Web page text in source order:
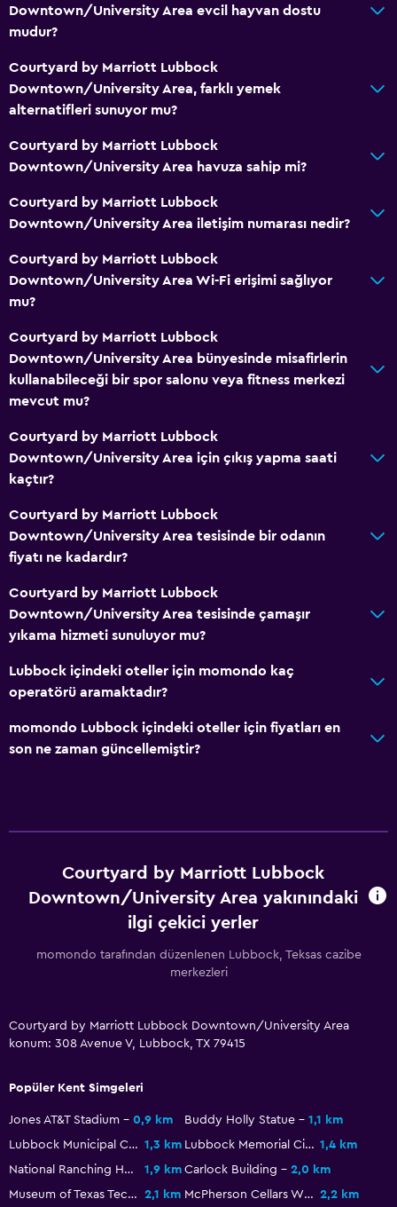
Atıştırmalık büfesi
Buzdolabı
Kahve makinesi
Hizmetler ve kolaylıklar
Uyandırma servisi
Tesis bünyesinde küçük market
Anahtar kart erişimi
24 saat resepsiyon
Konferans odaları
Banyo
Yüksek klozet
Saç kurutma makinesi
Tuvalet
Duş kabini
Halı kaplı
Piknik alanı
Plaj sandalyesi
Downtown/University Area evcil hayvan dostu
mudur?
Courtyard by Marriott Lubbock
Downtown/University Area, farklı yemek
alternatifleri sunuyor mu?
Courtyard by Marriott Lubbock
Downtown/University Area havuza sahip mi?
Courtyard by Marriott Lubbock
Downtown/University Area iletişim numarası nedir?
Courtyard by Marriott Lubbock
Downtown/University Area Wi-Fi erişimi sağlıyor
mu?
Courtyard by Marriott Lubbock
Downtown/University Area bünyesinde misafirlerin
kullanabileceği bir spor salonu veya fitness merkezi
mevcut mu?
Courtyard by Marriott Lubbock
Downtown/University Area için çıkış yapma saati
kaçtır?
Courtyard by Marriott Lubbock
Downtown/University Area tesisinde bir odanın
fiyatı ne kadardır?
Courtyard by Marriott Lubbock
Downtown/University Area tesisinde çamaşır
yıkama hizmeti sunuluyor mu?
Lubbock içindeki oteller için momondo kaç
operatörü aramaktadır?
momondo Lubbock içindeki oteller için fiyatları en
son ne zaman güncellemiştir?
Courtyard by Marriott Lubbock
Downtown/University Area yakınındaki
ilgi çekici yerler
momondo tarafından düzenlenen Lubbock, Teksas cazibe
merkezleri
Courtyard by Marriott Lubbock Downtown/University Area
konum: 308 Avenue V, Lubbock, TX 79415
Popüler Kent Simgeleri
Jones AT&T Stadium 0,9 km Buddy Holly Statue
1,1 km
Lubbock Municipal Coliseum 1,3 km Lubbock Memorial Civic Center 1,4 km
National Ranching Heritage Center
1,9 km Carlock Building
2,0 km
Museum of Texas Tech University
2,1 km McPherson Cellars Winery 2,2 km